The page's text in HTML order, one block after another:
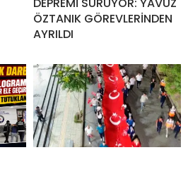
ÖZTANIK GÖREVLERİNDEN
AYRILDI